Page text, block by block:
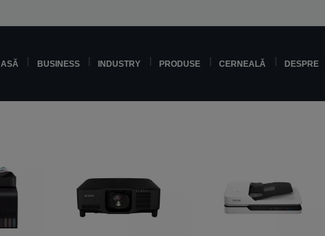
BUSINESS INDUSTRY PRODUSE CERNEALĂ DESPRE